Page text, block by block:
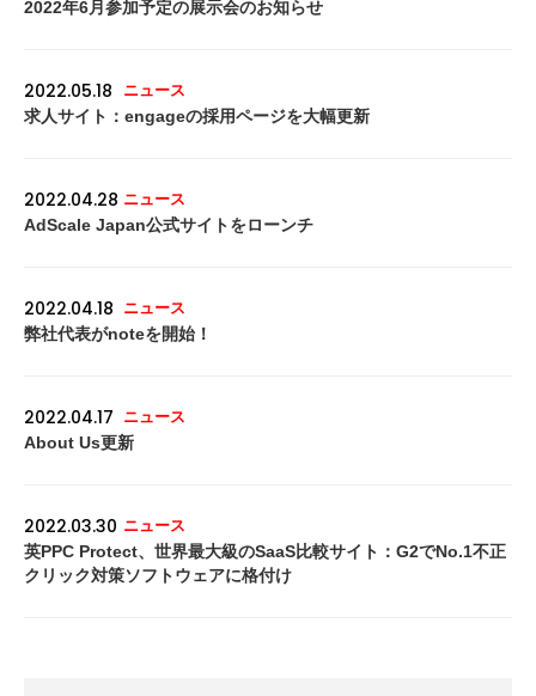
2022年6月参加予定の展示会のお知らせ
2022.05.18 ニュース
求人サイト：engageの採用ページを大幅更新
2022.04.28 ニュース
AdScale Japan公式サイトをローンチ
2022.04.18 ニュース
弊社代表がnoteを開始！
2022.04.17 ニュース
About Us更新
2022.03.30 ニュース
英PPC Protect、世界最大級のSaaS比較サイト：G2でNo.1不正
クリック対策ソフトウェアに格付け